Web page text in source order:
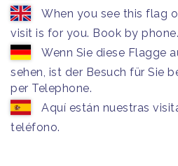
When you see this flag
visit is for you. Book by phone.
Wenn Sie diese Flagge
sehen, ist der Besuch für Sie
per Telephone.
Aquí están nuestras
teléfono.